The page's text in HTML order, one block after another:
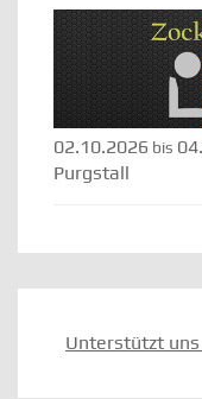
02.10.2026 bis
Purgstall
Unterstützt